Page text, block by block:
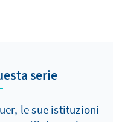
serie
le sue istituzioni